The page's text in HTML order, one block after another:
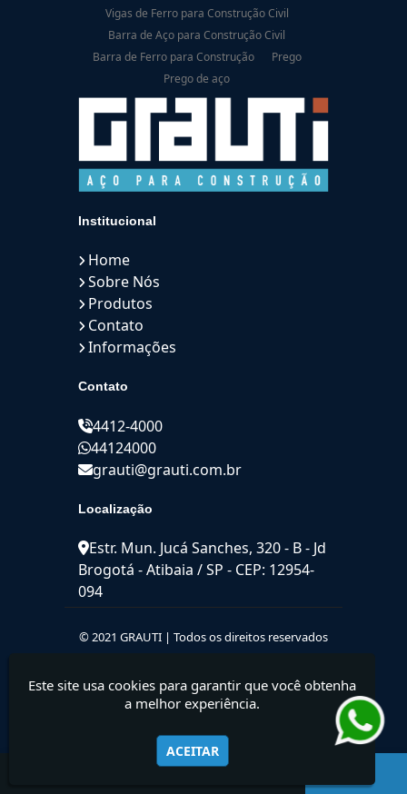
Vigas de Ferro para Construção Civil
Barra de Aço para Construção Civil
Barra de Ferro para Construção
Prego
Prego de aço
Institucional
Home
Sobre Nós
Produtos
Contato
Informações
Contato
4412-4000
44124000
grauti@grauti.com.br
Localização
Estr. Mun. Jucá Sanches, 320 - B - Jd
Brogotá - Atibaia / SP - CEP: 12954-
094
© 2021 GRAUTI | Todos os direitos reservados
Este site usa cookies para garantir que você obtenha
a melhor experiência.
ACEITAR